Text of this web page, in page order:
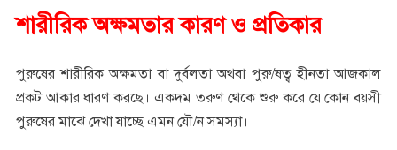
শারীরিক অক্ষমতার কারণ ও প্রতিকার
পুরুষের শারীরিক অক্ষমতা বা দুর্বলতা অথবা পুরু/ষত্ব হীনতা আজকাল
প্রকট আকার ধারণ করছে। একদম তরুণ থেকে শুরু করে যে কোন বয়সী
পুরুষের মাঝে দেখা যাচ্ছে এমন যৌ/ন সমস্যা।